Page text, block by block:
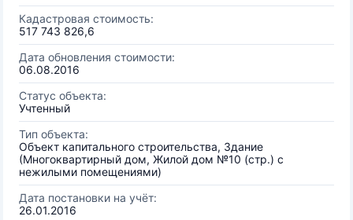
Кадастровая стоимость:
517 743 826,6
Дата обновления стоимости:
06.08.2016
Статус объекта:
Учтенный
Тип объекта:
Объект капитального строительства, Здание
(Многоквартирный дом, Жилой дом №10 (стр.) с
нежилыми помещениями)
Дата постановки на учёт:
26.01.2016